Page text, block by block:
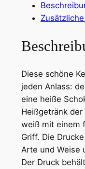
e
r
d
K
e
r
a
m
i
Diese schöne
jeden Anlass:
eine heiße
Heißgetränk der
weiß mit einem
Griff. Die
Arte und Weise
Der Druck